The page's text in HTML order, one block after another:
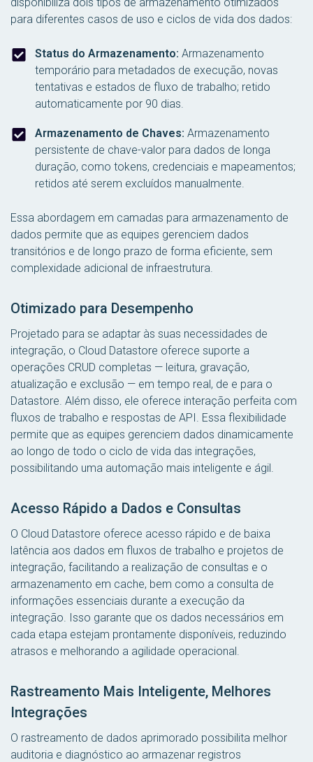
para diferentes casos de uso e ciclos de vida dos dados:
Status do Armazenamento: Armazenamento
temporário para metadados de execução, novas
tentativas e estados de fluxo de trabalho; retido
automaticamente por 90 dias.
Armazenamento de Chaves: Armazenamento
persistente de chave-valor para dados de longa
duração, como tokens, credenciais e mapeamentos;
retidos até serem excluídos manualmente.
Essa abordagem em camadas para armazenamento de
dados permite que as equipes gerenciem dados
transitórios e de longo prazo de forma eficiente, sem
complexidade adicional de infraestrutura.
Otimizado para Desempenho
Projetado para se adaptar às suas necessidades de
integração, o Cloud Datastore oferece suporte a
operações CRUD completas — leitura, gravação,
atualização e exclusão — em tempo real, de e para o
Datastore. Além disso, ele oferece interação perfeita com
fluxos de trabalho e respostas de API. Essa flexibilidade
permite que as equipes gerenciem dados dinamicamente
ao longo de todo o ciclo de vida das integrações,
possibilitando uma automação mais inteligente e ágil.
Acesso Rápido a Dados e Consultas
O Cloud Datastore oferece acesso rápido e de baixa
latência aos dados em fluxos de trabalho e projetos de
integração, facilitando a realização de consultas e o
armazenamento em cache, bem como a consulta de
informações essenciais durante a execução da
integração. Isso garante que os dados necessários em
cada etapa estejam prontamente disponíveis, reduzindo
atrasos e melhorando a agilidade operacional.
Rastreamento Mais Inteligente, Melhores
Integrações
O rastreamento de dados aprimorado possibilita melhor
auditoria e diagnóstico ao armazenar registros